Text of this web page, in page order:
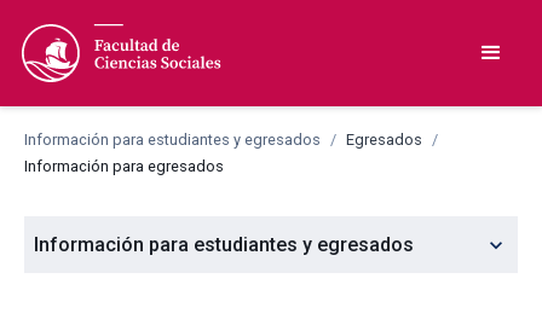
Información para estudiantes y egresados / Egresados /
Información para egresados
Información para estudiantes y egresados expand_more